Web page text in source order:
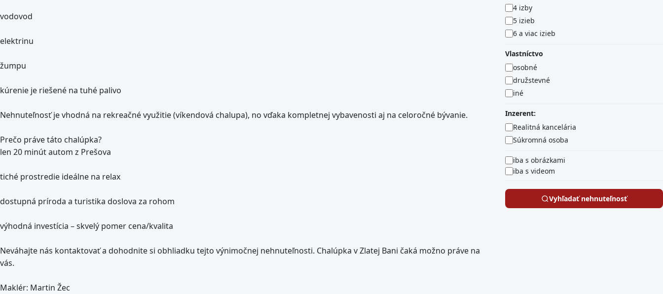
vodovod
elektrinu
žumpu
kúrenie je riešené na tuhé palivo
Nehnuteľnosť je vhodná na rekreačné využitie (víkendová chalupa), no vďaka kompletnej vybavenosti aj na celoročné bývanie.
Prečo práve táto chalúpka?
len 20 minút autom z Prešova
tiché prostredie ideálne na relax
dostupná príroda a turistika doslova za rohom
výhodná investícia – skvelý pomer cena/kvalita
Neváhajte nás kontaktovať a dohodnite si obhliadku tejto výnimočnej nehnuteľnosti. Chalúpka v Zlatej Bani čaká možno práve na
vás.
Maklér: Martin Žec
4 izby
5 izieb
6 a viac izieb
Vlastníctvo
osobné
družstevné
iné
Inzerent:
Realitná kancelária
Súkromná osoba
iba s obrázkami
iba s videom
Vyhľadať nehnuteľnosť